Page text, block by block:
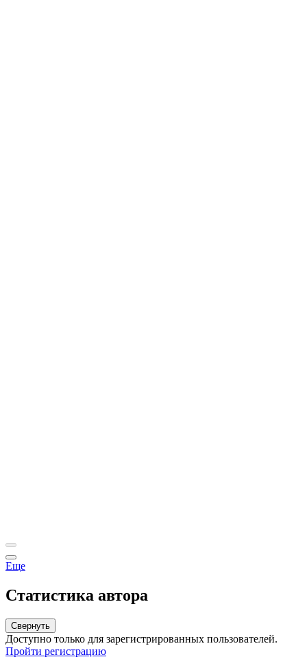
Еще
Статистика автора
Свернуть
Доступно только для зарегистрированных пользователей.
Пройти регистрацию